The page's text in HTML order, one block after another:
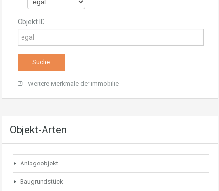
Objekt ID
Weitere Merkmale der Immobilie
Objekt-Arten
Anlageobjekt
Baugrundstück